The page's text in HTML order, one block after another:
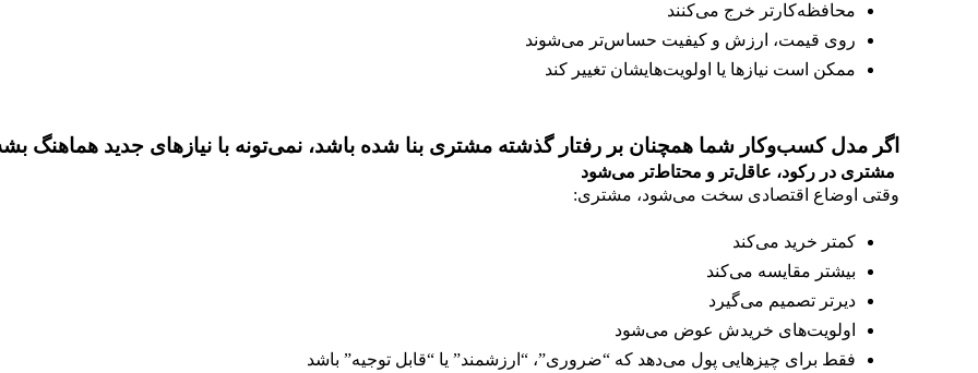
محافظه‌کارتر خرج می‌کنند
روی قیمت، ارزش و کیفیت حساس‌تر می‌شوند
ممکن است نیازها یا اولویت‌هایشان تغییر کند
اگر مدل کسب‌وکار شما همچنان بر رفتار گذشته مشتری بنا شده باشد، نمی‌تونه با نیازهای جدید هماهنگ
مشتری در رکود، عاقل‌تر و محتاط‌تر می‌شود
وقتی اوضاع اقتصادی سخت می‌شود، مشتری:
کمتر خرید می‌کند
بیشتر مقایسه می‌کند
دیرتر تصمیم می‌گیرد
اولویت‌های خریدش عوض می‌شود
فقط برای چیزهایی پول می‌دهد که “ضروری”، “ارزشمند” یا “قابل توجیه” باشد